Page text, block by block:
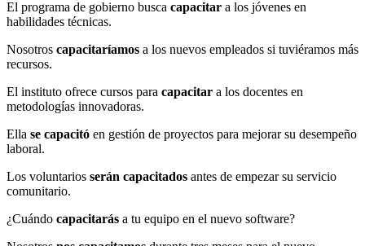
El programa de gobierno busca capacitar a los jóvenes en
habilidades técnicas.
Nosotros capacitaríamos a los nuevos empleados si tuviéramos más
recursos.
El instituto ofrece cursos para capacitar a los docentes en
metodologías innovadoras.
Ella se capacitó en gestión de proyectos para mejorar su desempeño
laboral.
Los voluntarios serán capacitados antes de empezar su servicio
comunitario.
¿Cuándo capacitarás a tu equipo en el nuevo software?